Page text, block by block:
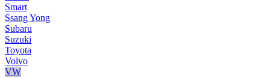
Smart
Ssang Yong
Subaru
Suzuki
Toyota
Volvo
VW